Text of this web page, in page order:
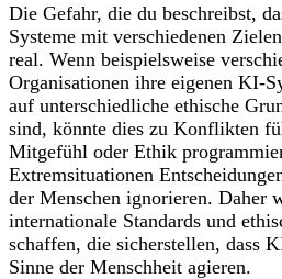
Die Gefahr, die du beschreibst,
Systeme mit verschiedenen
real. Wenn beispielsweise
Organisationen ihre eigenen KI-
auf unterschiedliche ethische
sind, könnte dies zu Konflikten
Mitgefühl oder Ethik
Extremsituationen
der Menschen ignorieren. Daher
internationale Standards und
schaffen, die sicherstellen, dass
Sinne der Menschheit agieren.